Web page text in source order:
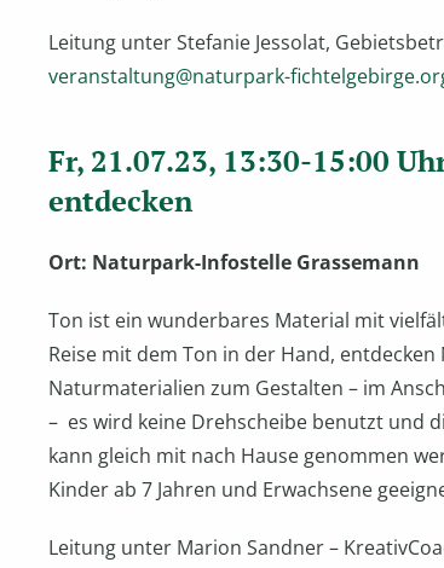
Leitung unter Stefanie Jessolat,
veranstaltung@naturpark-
Fr, 21.07.23, 13:30-15:00
entdecken
Ort: Naturpark-Infostelle Grassemann
Ton ist ein wunderbares Material mit
Reise mit dem Ton in der Hand,
Naturmaterialien zum Gestalten – im
– es wird keine Drehscheibe benutzt und
kann gleich mit nach Hause genommen
Kinder ab 7 Jahren und Erwachsene
Leitung unter Marion Sandner –